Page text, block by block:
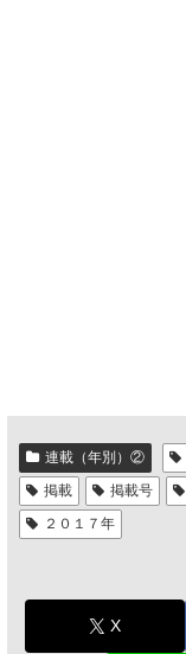
連載（年別）②
掲載
掲載号
２０１７年
X